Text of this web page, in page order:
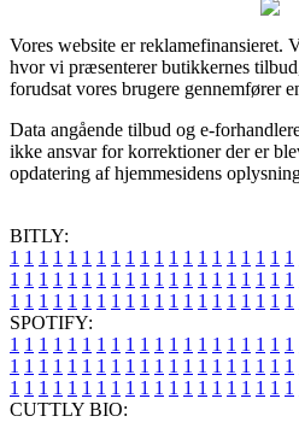
Vores website er reklamefinansieret.
hvor vi præsenterer butikkernes
forudsat vores brugere gennemfører
Data angående tilbud og e-
ikke ansvar for korrektioner der er
opdatering af hjemmesidens
BITLY:
1 1 1 1 1 1 1 1 1 1 1 1 1 1 1 1 1 1 1 1
1 1 1 1 1 1 1 1 1 1 1 1 1 1 1 1 1 1 1 1
1 1 1 1 1 1 1 1 1 1 1 1 1 1 1 1 1 1 1 1
SPOTIFY:
1 1 1 1 1 1 1 1 1 1 1 1 1 1 1 1 1 1 1 1
1 1 1 1 1 1 1 1 1 1 1 1 1 1 1 1 1 1 1 1
1 1 1 1 1 1 1 1 1 1 1 1 1 1 1 1 1 1 1 1
CUTTLY BIO: